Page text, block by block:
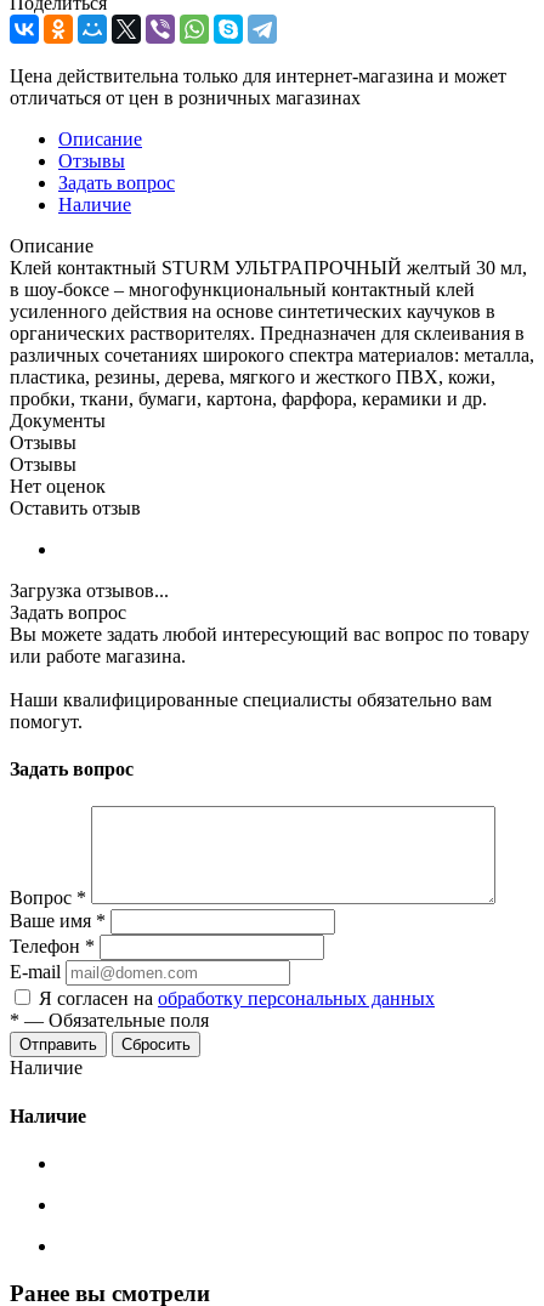
Цена действительна только для интернет-магазина и может
отличаться от цен в розничных магазинах
Описание
Отзывы
Задать вопрос
Наличие
Описание
Клей контактный STURM УЛЬТРАПРОЧНЫЙ желтый 30 мл,
в шоу-боксе – многофункциональный контактный клей
усиленного действия на основе синтетических каучуков в
органических растворителях. Предназначен для склеивания в
различных сочетаниях широкого спектра материалов: металла,
пластика, резины, дерева, мягкого и жесткого ПВХ, кожи,
пробки, ткани, бумаги, картона, фарфора, керамики и др.
Документы
Отзывы
Отзывы
Нет оценок
Оставить отзыв
Загрузка отзывов...
Задать вопрос
Вы можете задать любой интересующий вас вопрос по товару
или работе магазина.
Наши квалифицированные специалисты обязательно вам
помогут.
Задать вопрос
Вопрос *
Ваше имя *
Телефон *
E-mail
Я согласен на обработку персональных данных
* — Обязательные поля
Сбросить
Наличие
Наличие
Ранее вы смотрели